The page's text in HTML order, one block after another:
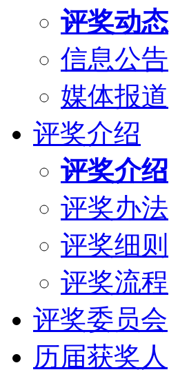
评奖动态
信息公告
媒体报道
评奖介绍
评奖介绍
评奖办法
评奖细则
评奖流程
评奖委员会
历届获奖人